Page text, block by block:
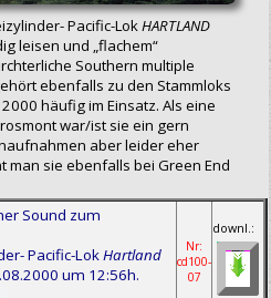
Pacific-LokHARTLAND
leisen und „flachem“
Southern multiple
ebenfalls zu den Stammloks
häufig im Einsatz. Als eine
war/ist sie ein gern
aber leider eher
man sie ebenfalls bei Green End
Sound zum
Pacific-LokHartland
um 12:56h.
Nr:
cd100-
07
downl.: